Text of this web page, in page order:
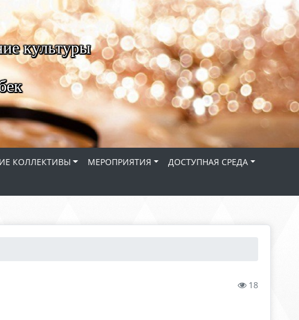
культуры
КОЛЛЕКТИВЫ МЕРОПРИЯТИЯ
ДОСТУПНАЯ СРЕДА
18